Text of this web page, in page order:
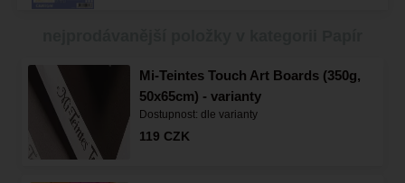
Mi-Teintes Touch Art Boards (350g,
50x65cm) - varianty
Dostupnost: dle varianty
119 CZK